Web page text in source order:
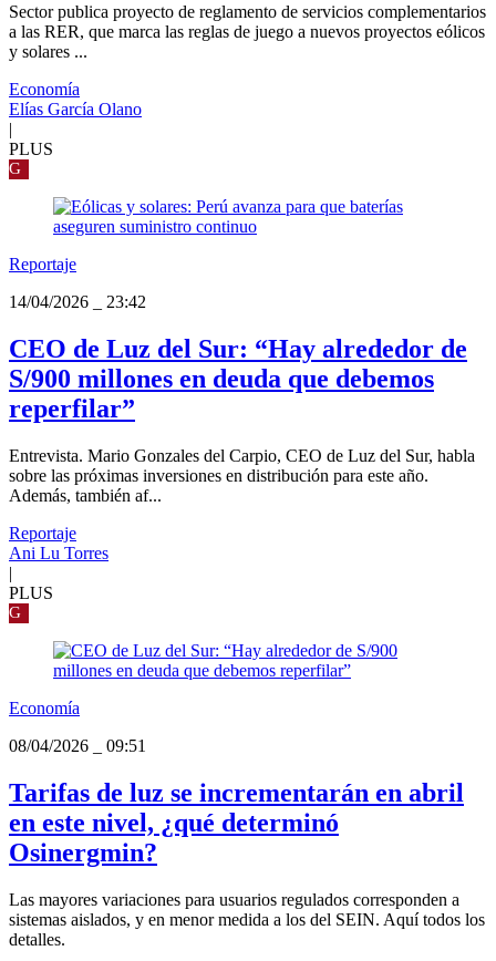
Sector publica proyecto de reglamento de servicios complementarios
a las RER, que marca las reglas de juego a nuevos proyectos eólicos
y solares ...
Economía
Elías García Olano
|
PLUS
G
Reportaje
14/04/2026
23:42
CEO de Luz del Sur: “Hay alrededor de
S/900 millones en deuda que debemos
reperfilar”
Entrevista. Mario Gonzales del Carpio, CEO de Luz del Sur, habla
sobre las próximas inversiones en distribución para este año.
Además, también af...
Reportaje
Ani Lu Torres
|
PLUS
G
Economía
08/04/2026
09:51
Tarifas de luz se incrementarán en abril
en este nivel, ¿qué determinó
Osinergmin?
Las mayores variaciones para usuarios regulados corresponden a
sistemas aislados, y en menor medida a los del SEIN. Aquí todos los
detalles.